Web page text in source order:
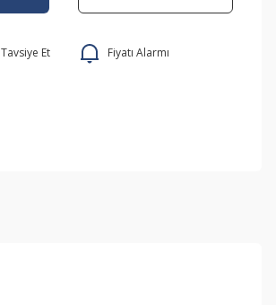
Tavsiye Et Fiyatı Alarmı